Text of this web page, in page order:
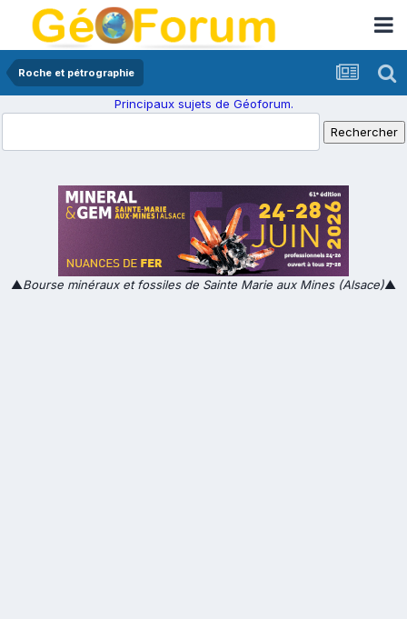
Roche et pétrographie
Principaux sujets de Géoforum.
▲Bourse minéraux et fossiles de Sainte Marie aux Mines (Alsace)▲